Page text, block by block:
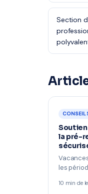
Section
la pré-
les
10 min de